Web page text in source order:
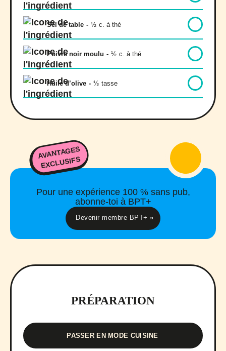
Sel de table - ½ c. à thé
Poivre noir moulu - ½ c. à thé
Huile d’olive - ⅓ tasse
AVANTAGES
EXCLUSIFS
Pour une expérience 100 % sans pub,
abonne-toi à BPT+
Devenir membre BPT+
PRÉPARATION
PASSER EN MODE CUISINE